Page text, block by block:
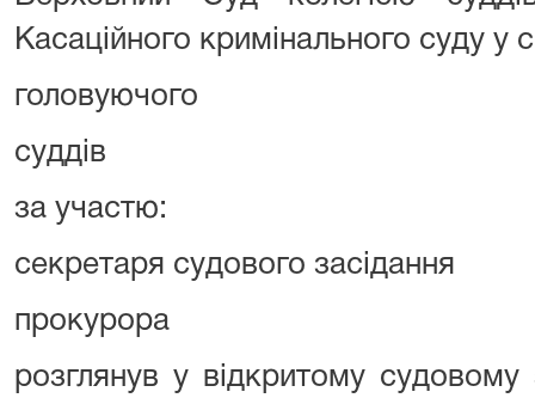
Касаційного кримінального суду у
головуючого
суддів
за участю:
секретаря судового
прокурора
розглянув у відкритому судовому